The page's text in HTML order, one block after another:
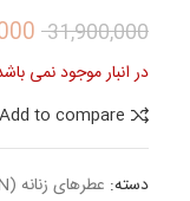
31,900,000
در انبار موجود نمی
Add to compare
دسته: عطرهای زنانه (WOMEN)